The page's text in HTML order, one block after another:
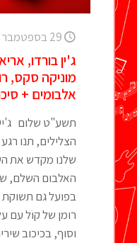
29 בספטמבר 2019
ג'ין בורדו,
אלבומים +
תשע"ט שלום
הצלילים, תנו
שלנו מקדש את
האלבום השלם,
בפועל גם תשוקת
רומן של קוֹל עם
וסוף, בכיכוב